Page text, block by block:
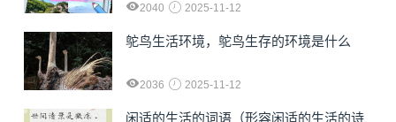
2040 2025-11-12
鸵鸟生活环境，鸵鸟生存的环境是什么
2036 2025-11-12
闲适的生活的词语（形容闲适的生活的诗